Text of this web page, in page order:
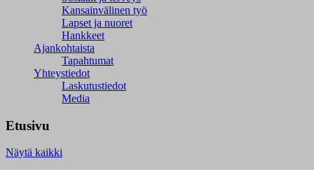
Kansainvälinen työ
Lapset ja nuoret
Hankkeet
Ajankohtaista
Tapahtumat
Yhteystiedot
Laskutustiedot
Media
Etusivu
Näytä kaikki